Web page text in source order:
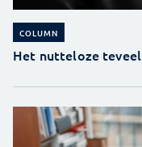
COLUMN
Het nutteloze teveel